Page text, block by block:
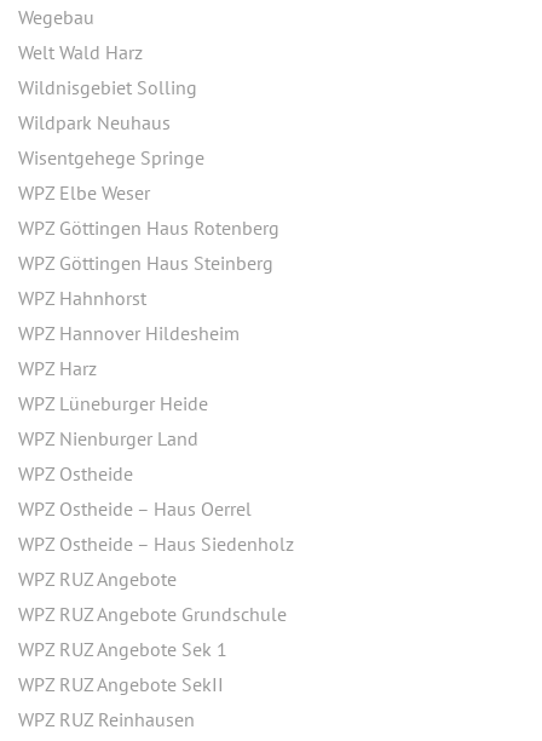
Wegebau
Welt Wald Harz
Wildnisgebiet Solling
Wildpark Neuhaus
Wisentgehege Springe
WPZ Elbe Weser
WPZ Göttingen Haus Rotenberg
WPZ Göttingen Haus Steinberg
WPZ Hahnhorst
WPZ Hannover Hildesheim
WPZ Harz
WPZ Lüneburger Heide
WPZ Nienburger Land
WPZ Ostheide
WPZ Ostheide – Haus Oerrel
WPZ Ostheide – Haus Siedenholz
WPZ RUZ Angebote
WPZ RUZ Angebote Grundschule
WPZ RUZ Angebote Sek 1
WPZ RUZ Angebote SekII
WPZ RUZ Reinhausen